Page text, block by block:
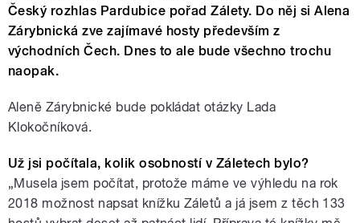
Český rozhlas Pardubice pořad Zálety. Do něj si Alena
Zárybnická zve zajímavé hosty především z
východních Čech. Dnes to ale bude všechno trochu
naopak.
Aleně Zárybnické bude pokládat otázky Lada
Klokočníková.
Už jsi počítala, kolik osobností v Záletech bylo?
„Musela jsem počítat, protože máme ve výhledu na rok
2018 možnost napsat knížku Záletů a já jsem z těch 133